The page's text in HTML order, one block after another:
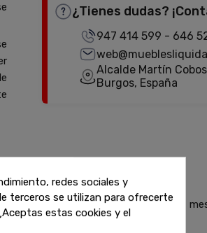
¿Tienes dudas?
947 414 599 - 646
Alcalde Martín
Burgos, España
Encuentra más sofás, armarios,
de que se agoten!
redes sociales y
terceros se utilizan para ofrecerte
estas cookies y el